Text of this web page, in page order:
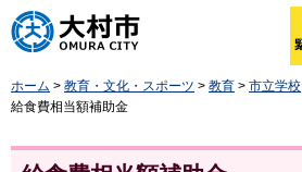
大村市
ホーム > 教育・文化・スポーツ > 教育 > 市立学校
給食費相当額補助金